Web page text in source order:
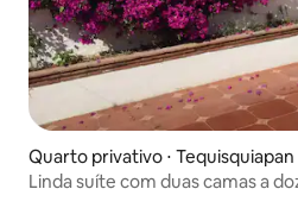
Quarto privativo ⋅ Tequisquiapan
Linda suíte com duas camas a